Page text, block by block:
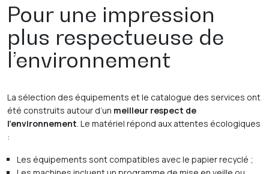
Pour une impression
plus respectueuse de
l’environnement
La sélection des équipements et le catalogue des services ont
été construits autour d’un meilleur respect de
l’environnement . Le matériel répond aux attentes écologiques
:
Les équipements sont compatibles avec le papier recyclé ;